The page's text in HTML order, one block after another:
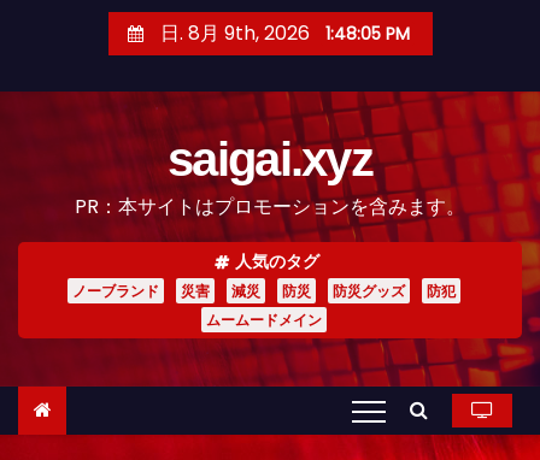
日. 8月 9th, 2026 1:48:07 PM
saigai.xyz
PR：本サイトはプロモーションを含みます。
人気のタグ
ノーブランド 災害 減災 防災 防災グッズ
防犯
ムームードメイン